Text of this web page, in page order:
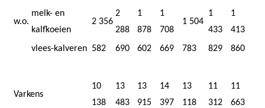
w.o.
melk- en
kalfkoeien
2 356
2
288
1
878
1
708
1 504
1
433
1
413
vlees-kalveren 582 690 602 669 783 829 860
Varkens
10
138
13
483
13
915
14
397
13
118
11
312
11
663